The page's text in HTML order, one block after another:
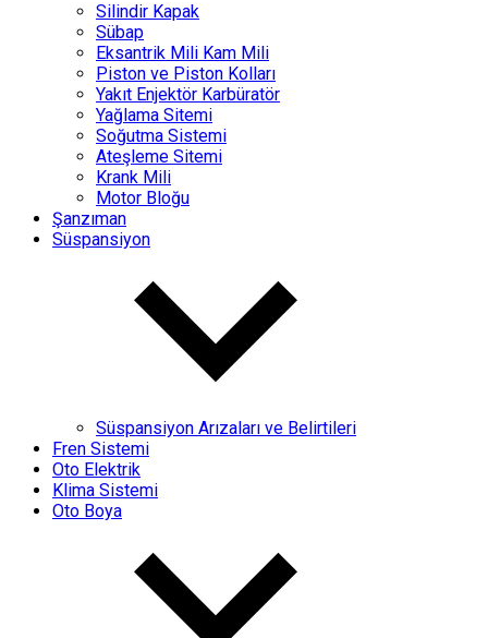
Silindir Kapak
Sübap
Eksantrik Mili Kam Mili
Piston ve Piston Kolları
Yakıt Enjektör Karbüratör
Yağlama Sitemi
Soğutma Sistemi
Ateşleme Sitemi
Krank Mili
Motor Bloğu
Şanzıman
Süspansiyon
Süspansiyon Arızaları ve Belirtileri
Fren Sistemi
Oto Elektrik
Klima Sistemi
Oto Boya